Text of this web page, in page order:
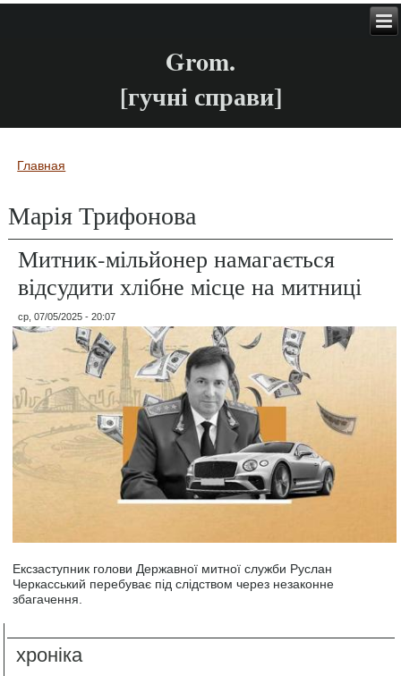
Grom.
[гучні справи]
Вы здесь
Главная
Марія Трифонова
Митник-мільйонер намагається
відсудити хлібне місце на митниці
ср, 07/05/2025 - 20:07
Ексзаступник голови Державної митної служби Руслан
Черкасський перебуває під слідством через незаконне
збагачення.
хроніка